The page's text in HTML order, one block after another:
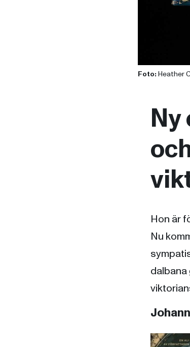
Foto: Heather
Hon är
Nu